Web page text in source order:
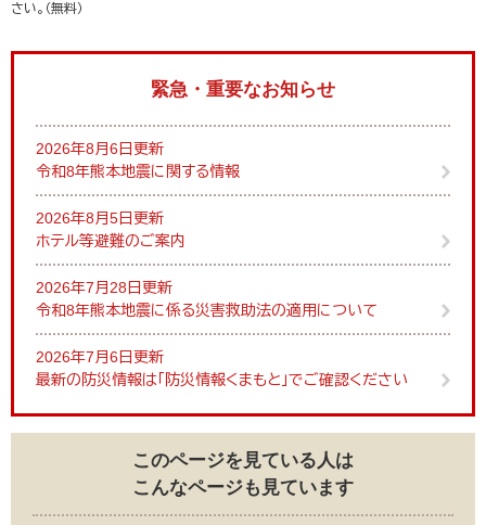
さい。（無料）
緊急・重要なお知らせ
2026年8月6日更新
令和8年熊本地震に関する情報
2026年8月5日更新
ホテル等避難のご案内
2026年7月28日更新
令和8年熊本地震に係る災害救助法の適用について
2026年7月6日更新
最新の防災情報は「防災情報くまもと」でご確認ください
このページを見ている人は
こんなページも見ています